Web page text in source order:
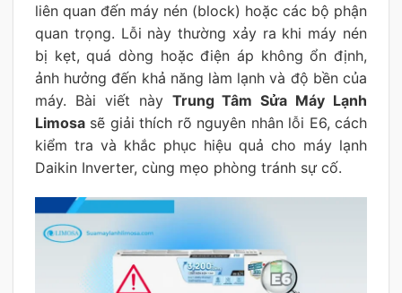
liên quan đến máy nén (block) hoặc các bộ phận
quan trọng. Lỗi này thường xảy ra khi máy nén
bị kẹt, quá dòng hoặc điện áp không ổn định,
ảnh hưởng đến khả năng làm lạnh và độ bền của
máy. Bài viết này Trung Tâm Sửa Máy Lạnh
Limosa sẽ giải thích rõ nguyên nhân lỗi E6, cách
kiểm tra và khắc phục hiệu quả cho máy lạnh
Daikin Inverter, cùng mẹo phòng tránh sự cố.